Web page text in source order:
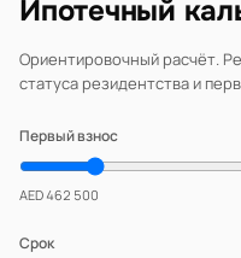
Ипотечный
Ориентировочный расчёт.
статуса резидентства и
Первый взнос
AED 462 500
Срок